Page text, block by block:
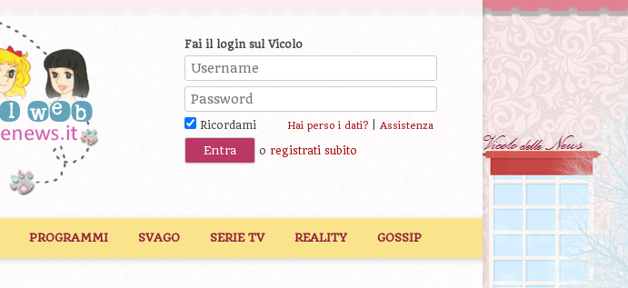
Fai il login sul Vicolo
Ricordami Hai perso i dati?| Assistenza
o registrati subito
PROGRAMMI SVAGO SERIE TV REALITY GOSSIP